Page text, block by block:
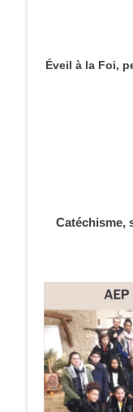
Éveil à la Foi,
Catéchisme,